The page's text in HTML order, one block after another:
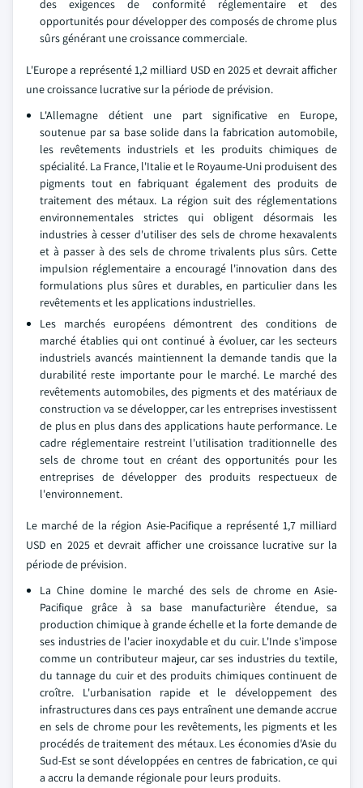
des exigences de conformité réglementaire et des
opportunités pour développer des composés de chrome plus
sûrs générant une croissance commerciale.
L'Europe a représenté 1,2 milliard USD en 2025 et devrait afficher
une croissance lucrative sur la période de prévision.
L'Allemagne détient une part significative en Europe,
soutenue par sa base solide dans la fabrication automobile,
les revêtements industriels et les produits chimiques de
spécialité. La France, l'Italie et le Royaume-Uni produisent des
pigments tout en fabriquant également des produits de
traitement des métaux. La région suit des réglementations
environnementales strictes qui obligent désormais les
industries à cesser d'utiliser des sels de chrome hexavalents
et à passer à des sels de chrome trivalents plus sûrs. Cette
impulsion réglementaire a encouragé l'innovation dans des
formulations plus sûres et durables, en particulier dans les
revêtements et les applications industrielles.
Les marchés européens démontrent des conditions de
marché établies qui ont continué à évoluer, car les secteurs
industriels avancés maintiennent la demande tandis que la
durabilité reste importante pour le marché. Le marché des
revêtements automobiles, des pigments et des matériaux de
construction va se développer, car les entreprises investissent
de plus en plus dans des applications haute performance. Le
cadre réglementaire restreint l'utilisation traditionnelle des
sels de chrome tout en créant des opportunités pour les
entreprises de développer des produits respectueux de
l'environnement.
Le marché de la région Asie-Pacifique a représenté 1,7 milliard
USD en 2025 et devrait afficher une croissance lucrative sur la
période de prévision.
La Chine domine le marché des sels de chrome en Asie-
Pacifique grâce à sa base manufacturière étendue, sa
production chimique à grande échelle et la forte demande de
ses industries de l'acier inoxydable et du cuir. L'Inde s'impose
comme un contributeur majeur, car ses industries du textile,
du tannage du cuir et des produits chimiques continuent de
croître. L'urbanisation rapide et le développement des
infrastructures dans ces pays entraînent une demande accrue
en sels de chrome pour les revêtements, les pigments et les
procédés de traitement des métaux. Les économies d'Asie du
Sud-Est se sont développées en centres de fabrication, ce qui
a accru la demande régionale pour leurs produits.